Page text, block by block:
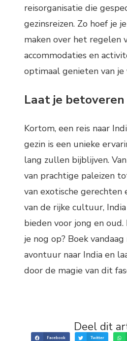
reisorganisatie die
gezinsreizen. Zo hoef je
maken over het regelen
accommodaties en
optimaal genieten van je
Laat je betoveren
Kortom, een reis naar
gezin is een unieke
lang zullen bijblijven.
van prachtige paleizen
van exotische gerechten
van de rijke cultuur,
bieden voor jong en
je nog op? Boek
avontuur naar India en
door de magie van dit
Deel dit
Facebook Twitter